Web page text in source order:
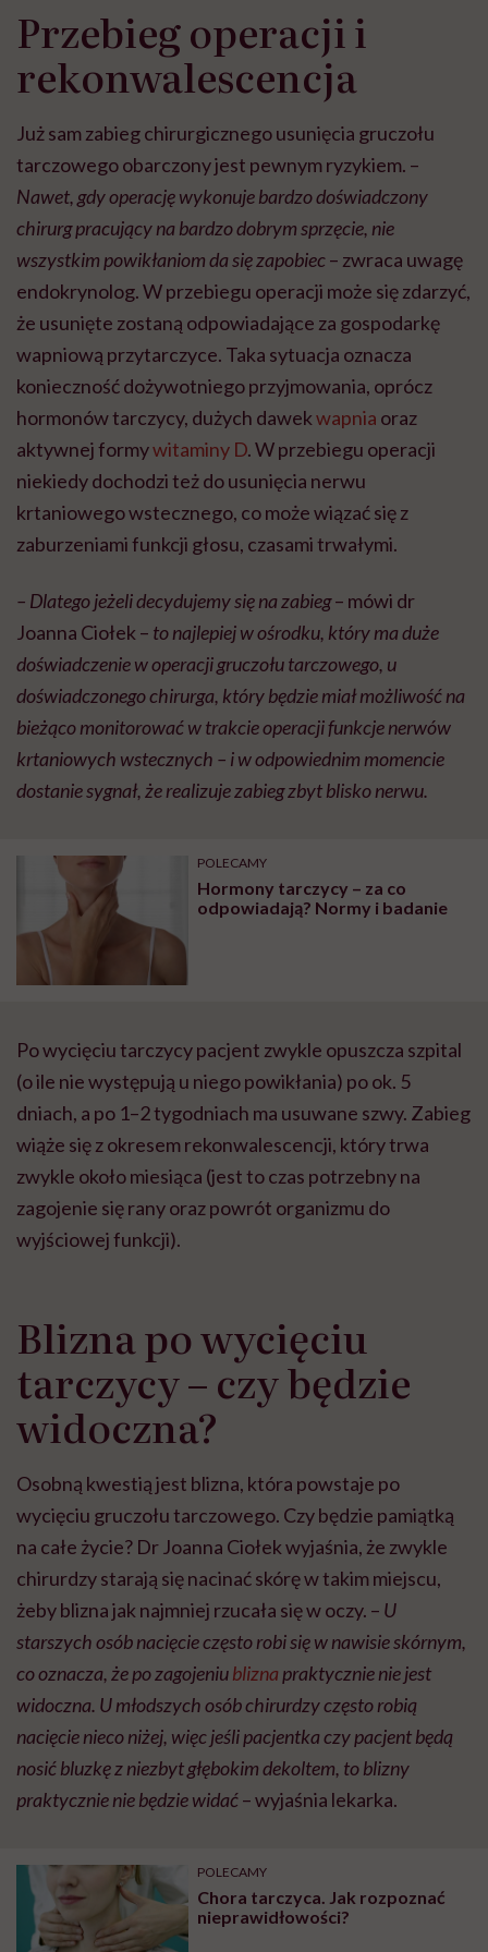
Przebieg operacji i
rekonwalescencja
Już sam zabieg chirurgicznego usunięcia gruczołu
tarczowego obarczony jest pewnym ryzykiem. –
Nawet, gdy operację wykonuje bardzo doświadczony
chirurg pracujący na bardzo dobrym sprzęcie, nie
wszystkim powikłaniom da się zapobiec– zwraca uwagę
endokrynolog. W przebiegu operacji może się zdarzyć,
że usunięte zostaną odpowiadające za gospodarkę
wapniową przytarczyce. Taka sytuacja oznacza
konieczność dożywotniego przyjmowania, oprócz
hormonów tarczycy, dużych dawekwapnia oraz
aktywnej formywitaminy D. W przebiegu operacji
niekiedy dochodzi też do usunięcia nerwu
krtaniowego wstecznego, co może wiązać się z
zaburzeniami funkcji głosu, czasami trwałymi.
– Dlatego jeżeli decydujemy się na zabieg– mówi dr
Joanna Ciołek – to najlepiej w ośrodku, który ma duże
doświadczenie w operacji gruczołu tarczowego, u
doświadczonego chirurga, który będzie miał możliwość na
bieżąco monitorować w trakcie operacji funkcje nerwów
krtaniowych wstecznych – i w odpowiednim momencie
dostanie sygnał, że realizuje zabieg zbyt blisko nerwu.
POLECAMY
Hormony tarczycy – za co
odpowiadają? Normy i badanie
Po wycięciu tarczycy pacjent zwykle opuszcza szpital
(o ile nie występują u niego powikłania) po ok. 5
dniach, a po 1–2 tygodniach ma usuwane szwy. Zabieg
wiąże się z okresem rekonwalescencji, który trwa
zwykle około miesiąca (jest to czas potrzebny na
zagojenie się rany oraz powrót organizmu do
wyjściowej funkcji).
Blizna po wycięciu
tarczycy – czy będzie
widoczna?
Osobną kwestią jest blizna, która powstaje po
wycięciu gruczołu tarczowego. Czy będzie pamiątką
na całe życie? Dr Joanna Ciołek wyjaśnia, że zwykle
chirurdzy starają się nacinać skórę w takim miejscu,
żeby blizna jak najmniej rzucała się w oczy. – U
starszych osób nacięcie często robi się w nawisie skórnym,
co oznacza, że po zagojeniublizna praktycznie nie jest
widoczna. U młodszych osób chirurdzy często robią
nacięcie nieco niżej, więc jeśli pacjentka czy pacjent będą
nosić bluzkę z niezbyt głębokim dekoltem, to blizny
praktycznie nie będzie widać– wyjaśnia lekarka.
POLECAMY
Chora tarczyca. Jak rozpoznać
nieprawidłowości?